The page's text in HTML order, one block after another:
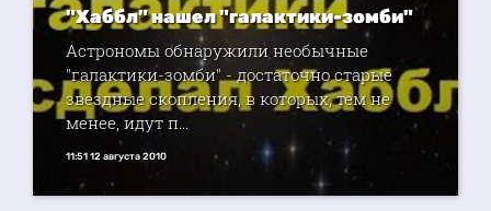
"Хаббл" нашел "галактики-зомби"
Астрономы обнаружили необычные
"галактики-зомби" - достаточно старые
звездные скопления, в которых, тем не
менее, идут п...
11:51 12 августа 2010